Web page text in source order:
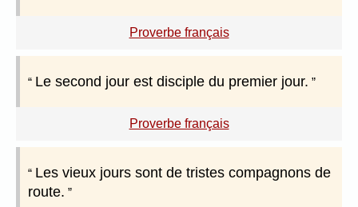
Proverbe français
Le second jour est disciple du premier jour.
Proverbe français
Les vieux jours sont de tristes compagnons de
route.